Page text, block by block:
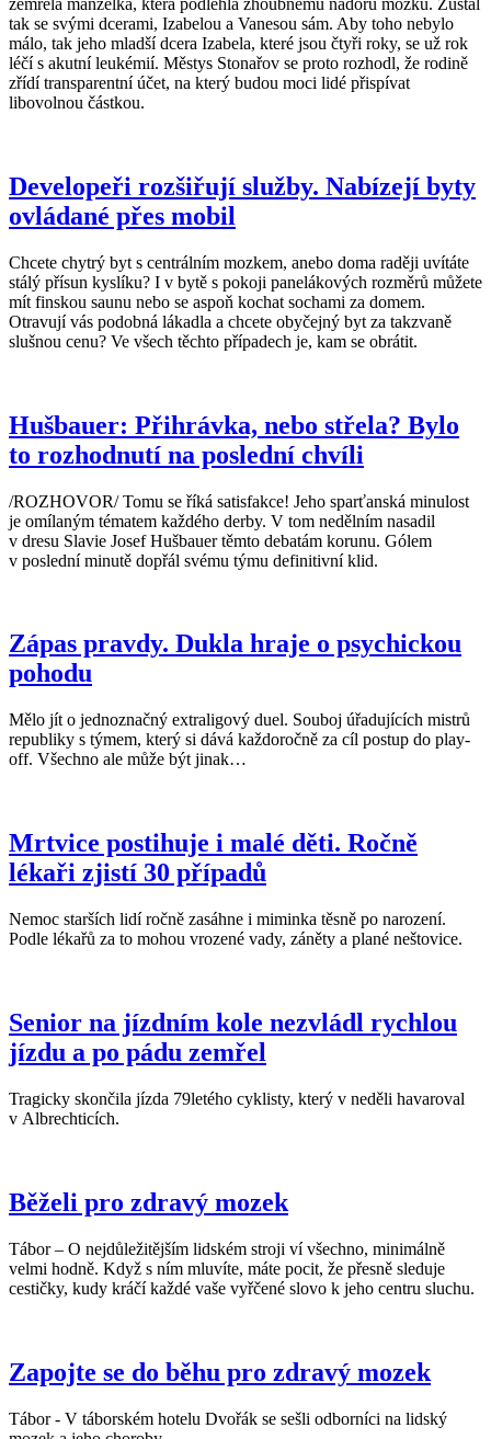
tak se svými dcerami, Izabelou a Vanesou sám. Aby toho nebylo
málo, tak jeho mladší dcera Izabela, které jsou čtyři roky, se už rok
léčí s akutní leukémií. Městys Stonařov se proto rozhodl, že rodině
zřídí transparentní účet, na který budou moci lidé přispívat
libovolnou částkou.
Developeři rozšiřují služby. Nabízejí byty
ovládané přes mobil
Chcete chytrý byt s centrálním mozkem, anebo doma raději uvítáte
stálý přísun kyslíku? I v bytě s pokoji panelákových rozměrů můžete
mít finskou saunu nebo se aspoň kochat sochami za domem.
Otravují vás podobná lákadla a chcete obyčejný byt za takzvaně
slušnou cenu? Ve všech těchto případech je, kam se obrátit.
Hušbauer: Přihrávka, nebo střela? Bylo
to rozhodnutí na poslední chvíli
/ROZHOVOR/ Tomu se říká satisfakce! Jeho sparťanská minulost
je omílaným tématem každého derby. V tom nedělním nasadil
v dresu Slavie Josef Hušbauer těmto debatám korunu. Gólem
v poslední minutě dopřál svému týmu definitivní klid.
Zápas pravdy. Dukla hraje o psychickou
pohodu
Mělo jít o jednoznačný extraligový duel. Souboj úřadujících mistrů
republiky s týmem, který si dává každoročně za cíl postup do play-
off. Všechno ale může být jinak…
Mrtvice postihuje i malé děti. Ročně
lékaři zjistí 30 případů
Nemoc starších lidí ročně zasáhne i miminka těsně po narození.
Podle lékařů za to mohou vrozené vady, záněty a plané neštovice.
Senior na jízdním kole nezvládl rychlou
jízdu a po pádu zemřel
Tragicky skončila jízda 79letého cyklisty, který v neděli havaroval
v Albrechticích.
Běželi pro zdravý mozek
Tábor – O nejdůležitějším lidském stroji ví všechno, minimálně
velmi hodně. Když s ním mluvíte, máte pocit, že přesně sleduje
cestičky, kudy kráčí každé vaše vyřčené slovo k jeho centru sluchu.
Zapojte se do běhu pro zdravý mozek
Tábor - V táborském hotelu Dvořák se sešli odborníci na lidský